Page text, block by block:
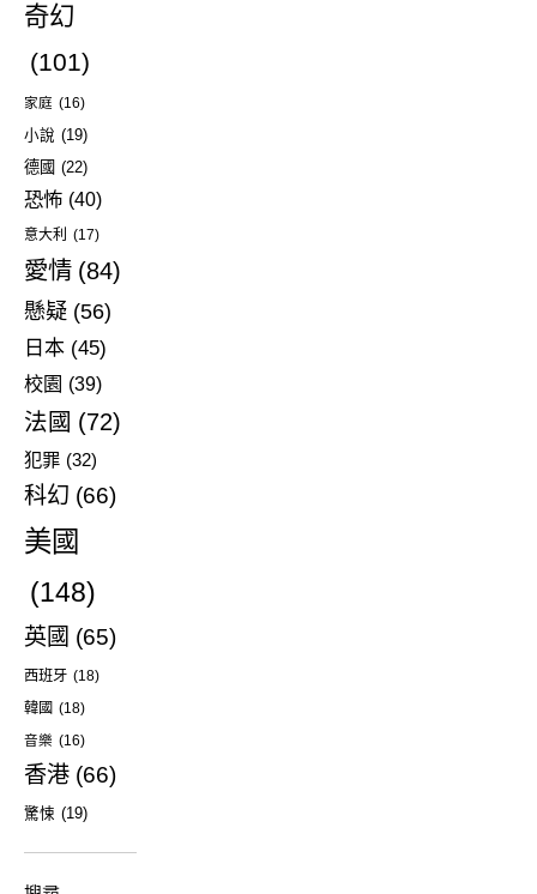
奇幻
(101)
家庭 (16)
小說 (19)
德國 (22)
恐怖 (40)
意大利 (17)
愛情 (84)
懸疑 (56)
日本 (45)
校園 (39)
法國 (72)
犯罪 (32)
科幻 (66)
美國
(148)
英國 (65)
西班牙 (18)
韓國 (18)
音樂 (16)
香港 (66)
驚悚 (19)